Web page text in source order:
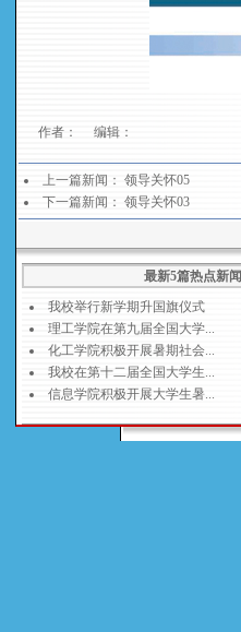
作者： 编辑：
上一篇新闻： 领导关怀05
下一篇新闻： 领导关怀03
最新5篇热点新闻